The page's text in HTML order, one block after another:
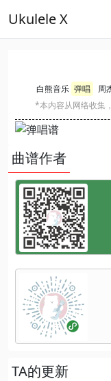
Ukulele X
白熊音乐 弹唱 周
*本内容从网络收集
曲谱作者
TA的更新